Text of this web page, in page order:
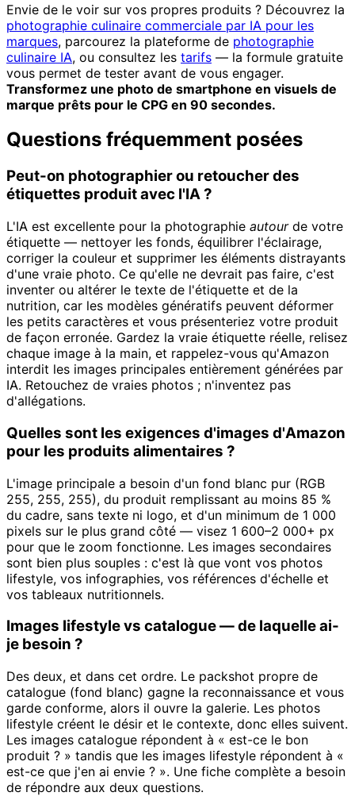
Envie de le voir sur vos propres produits ? Découvrez la
photographie culinaire commerciale par IA pour les
marques, parcourez la plateforme de photographie
culinaire IA, ou consultez les tarifs — la formule gratuite
vous permet de tester avant de vous engager.
Transformez une photo de smartphone en visuels de
marque prêts pour le CPG en 90 secondes.
Questions fréquemment posées
Peut-on photographier ou retoucher des
étiquettes produit avec l'IA ?
L'IA est excellente pour la photographie autourde votre
étiquette — nettoyer les fonds, équilibrer l'éclairage,
corriger la couleur et supprimer les éléments distrayants
d'une vraie photo. Ce qu'elle ne devrait pas faire, c'est
inventer ou altérer le texte de l'étiquette et de la
nutrition, car les modèles génératifs peuvent déformer
les petits caractères et vous présenteriez votre produit
de façon erronée. Gardez la vraie étiquette réelle, relisez
chaque image à la main, et rappelez-vous qu'Amazon
interdit les images principales entièrement générées par
IA. Retouchez de vraies photos ; n'inventez pas
d'allégations.
Quelles sont les exigences d'images d'Amazon
pour les produits alimentaires ?
L'image principale a besoin d'un fond blanc pur (RGB
255, 255, 255), du produit remplissant au moins 85 %
du cadre, sans texte ni logo, et d'un minimum de 1 000
pixels sur le plus grand côté — visez 1 600–2 000+ px
pour que le zoom fonctionne. Les images secondaires
sont bien plus souples : c'est là que vont vos photos
lifestyle, vos infographies, vos références d'échelle et
vos tableaux nutritionnels.
Images lifestyle vs catalogue — de laquelle ai-
je besoin ?
Des deux, et dans cet ordre. Le packshot propre de
catalogue (fond blanc) gagne la reconnaissance et vous
garde conforme, alors il ouvre la galerie. Les photos
lifestyle créent le désir et le contexte, donc elles suivent.
Les images catalogue répondent à « est-ce le bon
produit ? » tandis que les images lifestyle répondent à «
est-ce que j'en ai envie ? ». Une fiche complète a besoin
de répondre aux deux questions.